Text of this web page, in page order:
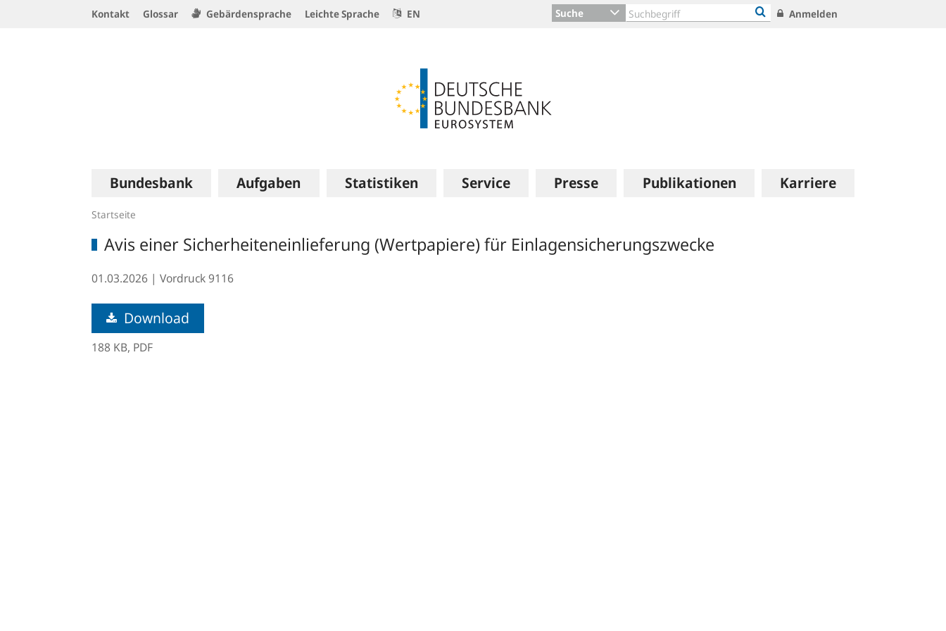
Kontakt Glossar Gebärdensprache Leichte Sprache EN Suche Anmelden
Hauptnavigation
Bundesbank Aufgaben Statistiken Service Presse Publikationen Karriere
Startseite
Avis einer Sicherheiteneinlieferung (Wertpapiere) für Einlagensicherungszwecke
01.03.2026 Vordruck9116
Download
188 KB, PDF